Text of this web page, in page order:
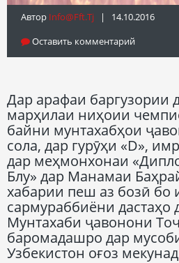
Автор Info@fft.tj | 14.10.2016
Оставить комментарий
Дар арафаи баргузории
марҳилаи ниҳоии
байни мунтахабҳои
сола, дар гурӯҳи «D»,
дар меҳмонхонаи
Блу» дар Манамаи
хабарии пеш аз бозӣ бо
сармураббиёни дастаҳо
Мунтахаби ҷавонони
баромадашро дар
Узбекистон оғоз